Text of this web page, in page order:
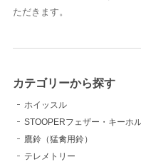
ただきます。
カテゴリーから探す
ホイッスル
STOOPERフェザー・キーホ
鷹鈴（猛禽用鈴）
テレメトリー